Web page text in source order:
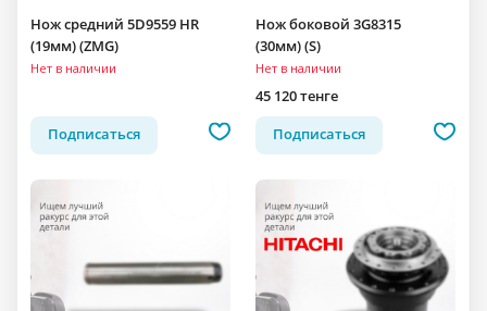
Нож средний 5D9559 HR
(19мм) (ZMG)
Нет в наличии
Подписаться
Нож боковой 3G8315
(30мм) (S)
Нет в наличии
45 120 тенге
Подписаться